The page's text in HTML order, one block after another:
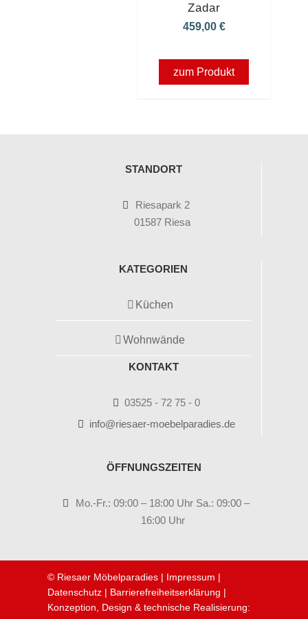
Zadar
459,00 €
zum Produkt
STANDORT
Riesapark 2
01587 Riesa
KATEGORIEN
Küchen
Wohnwände
KONTAKT
03525 - 72 75 - 0
info@riesaer-moebelparadies.de
ÖFFNUNGSZEITEN
Mo.-Fr.: 09:00 – 18:00 Uhr Sa.: 09:00 –
16:00 Uhr
© Riesaer Möbelparadies | Impressum |
Datenschutz| Barrierefreiheitserklärung |
Konzeption, Design & technische Realisierung: